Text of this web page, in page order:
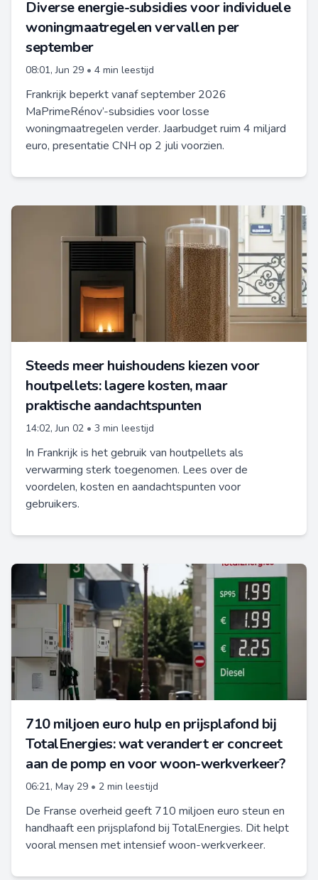
Diverse energie-subsidies voor individuele
woningmaatregelen vervallen per
september
08:01, Jun 29 • 4 min leestijd
Frankrijk beperkt vanaf september 2026
MaPrimeRénov’-subsidies voor losse
woningmaatregelen verder. Jaarbudget ruim 4 miljard
euro, presentatie CNH op 2 juli voorzien.
Steeds meer huishoudens kiezen voor
houtpellets: lagere kosten, maar
praktische aandachtspunten
14:02, Jun 02 • 3 min leestijd
In Frankrijk is het gebruik van houtpellets als
verwarming sterk toegenomen. Lees over de
voordelen, kosten en aandachtspunten voor
gebruikers.
710 miljoen euro hulp en prijsplafond bij
TotalEnergies: wat verandert er concreet
aan de pomp en voor woon-werkverkeer?
06:21, May 29 • 2 min leestijd
De Franse overheid geeft 710 miljoen euro steun en
handhaaft een prijsplafond bij TotalEnergies. Dit helpt
vooral mensen met intensief woon-werkverkeer.